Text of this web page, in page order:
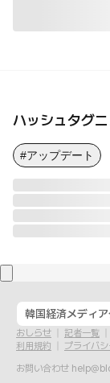
ハッシュタグ
#アップデート
韓国経済メディ
おしらせ 記者一覧
利用規約
プライバ
お問い合わせ